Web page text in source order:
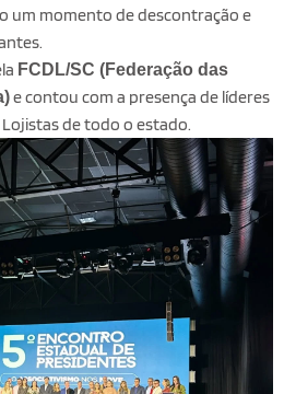
um momento de descontração e
FCDL/SC (Federação das
e contou com a presença de líderes
de todo o estado.